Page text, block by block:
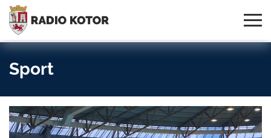
S PONOSOM NOSIMO IME
SVOG GRADA!
Sport